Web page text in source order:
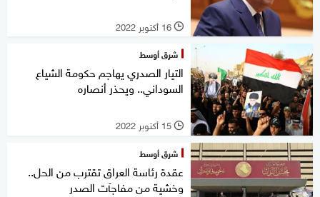
l 16 أكتوبر 2022
شرق أوسط
التيار الصدري يهاجم حكومة الشياع
السوداني.. ويحذر أنصاره
l 15 أكتوبر 2022
شرق أوسط
عقدة رئاسة العراق تقترب من الحل..
وخشية من مفاجآت الصدر